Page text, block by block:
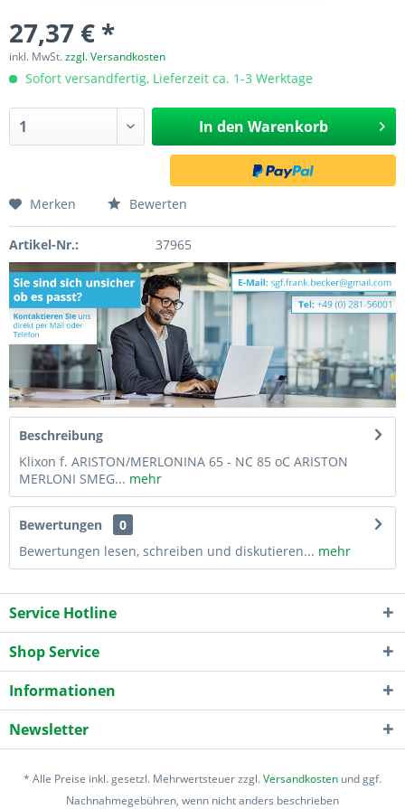
27,37 € *
inkl. MwSt.zzgl. Versandkosten
Sofort versandfertig, Lieferzeit ca. 1-3 Werktage
In den Warenkorb
Merken Bewerten
Artikel-Nr.: 37965
Beschreibung
Klixon f. ARISTON/MERLONINA 65 - NC 85 oC ARISTON
MERLONI SMEG... mehr
Bewertungen
0
Bewertungen lesen, schreiben und diskutieren... mehr
Service Hotline
Shop Service
Informationen
Newsletter
* Alle Preise inkl. gesetzl. Mehrwertsteuer zzgl.Versandkosten und ggf.
Nachnahmegebühren, wenn nicht anders beschrieben